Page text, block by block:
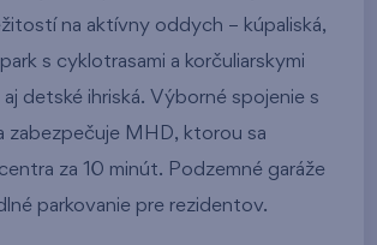
na aktívny oddych – kúpaliská,
s cyklotrasami a korčuliarskymi
aj detské ihriská. Výborné spojenie s
zabezpečuje MHD, ktorou sa
za 10 minút. Podzemné garáže
parkovanie pre rezidentov.